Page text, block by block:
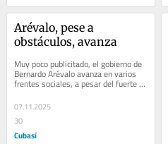
Arévalo, pese a
obstáculos, avanza
Muy poco publicitado, el gobierno de
Bernardo Arévalo avanza en varios
frentes sociales, a pesar del fuerte
obstáculo de una judicatura corrupta
que...
07.11.2025
30
Cubasí